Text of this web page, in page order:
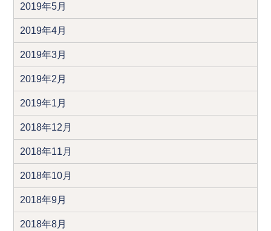
2019年5月
2019年4月
2019年3月
2019年2月
2019年1月
2018年12月
2018年11月
2018年10月
2018年9月
2018年8月